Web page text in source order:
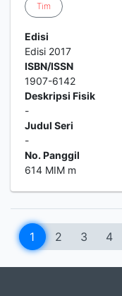
Tim
Edisi
Edisi 2017
ISBN/ISSN
1907-6142
Deskripsi Fisik
-
Judul Seri
-
No. Panggil
614 MIM m
1 2 3 4